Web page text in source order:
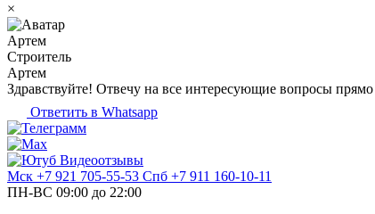
×
Артем
Строитель
Артем
Здравствуйте! Отвечу на все интересующие вопросы
Ответить в Whatsapp
Видеоотзывы
Мск +7 921 705-55-53 Спб +7 911 160-10-11
ПН-ВС 09:00 до 22:00